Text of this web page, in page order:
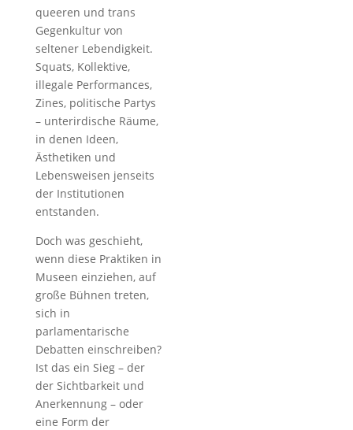
queeren und trans
Gegenkultur von
seltener Lebendigkeit.
Squats, Kollektive,
illegale Performances,
Zines, politische Partys
– unterirdische Räume,
in denen Ideen,
Ästhetiken und
Lebensweisen jenseits
der Institutionen
entstanden.
Doch was geschieht,
wenn diese Praktiken in
Museen einziehen, auf
große Bühnen treten,
sich in
parlamentarische
Debatten einschreiben?
Ist das ein Sieg – der
der Sichtbarkeit und
Anerkennung – oder
eine Form der